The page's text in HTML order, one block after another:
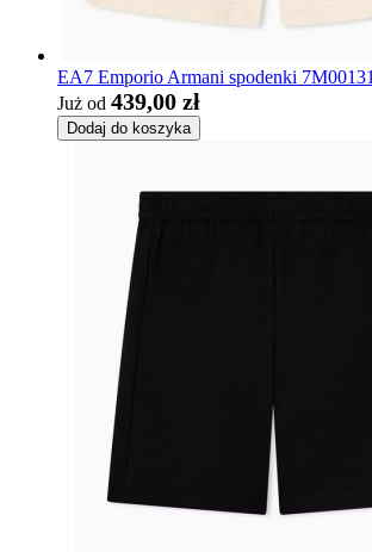
EA7 Emporio Armani spodenki
Już od 439,00 zł
Dodaj do koszyka